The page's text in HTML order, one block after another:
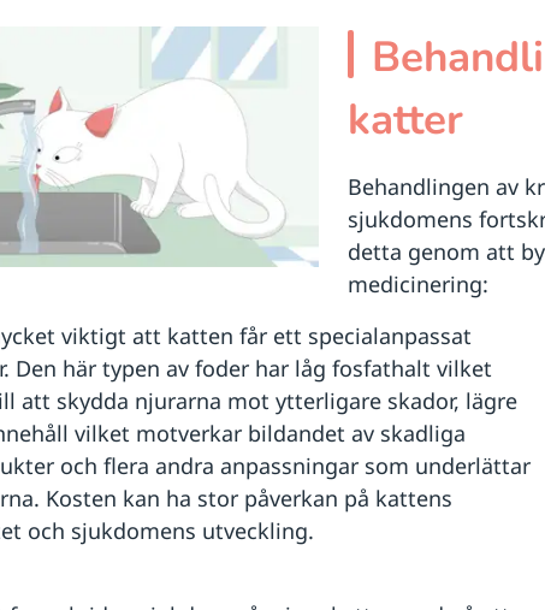
katter
Behandlingen av
sjukdomens
detta genom att
medicinering:
viktigt att katten får ett specialanpassat
Den här typen av foder har låg fosfathalt vilket
att skydda njurarna mot ytterligare skador, lägre
vilket motverkar bildandet av skadliga
och flera andra anpassningar som underlättar
Kosten kan ha stor påverkan på kattens
och sjukdomens utveckling.